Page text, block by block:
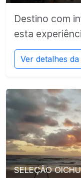
Destino com
esta
Ver detalhes
SELEÇÃO